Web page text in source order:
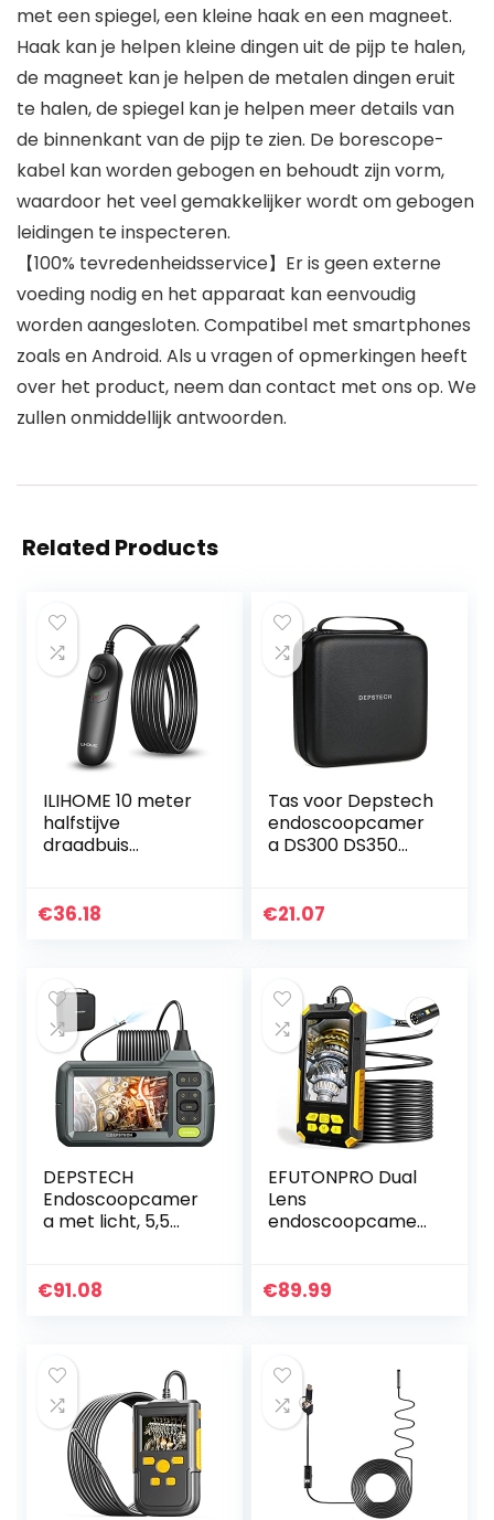
met een spiegel, een kleine haak en een magneet.
Haak kan je helpen kleine dingen uit de pijp te halen,
de magneet kan je helpen de metalen dingen eruit
te halen, de spiegel kan je helpen meer details van
de binnenkant van de pijp te zien. De borescope-
kabel kan worden gebogen en behoudt zijn vorm,
waardoor het veel gemakkelijker wordt om gebogen
leidingen te inspecteren.
【100% tevredenheidsservice】Er is geen externe
voeding nodig en het apparaat kan eenvoudig
worden aangesloten. Compatibel met smartphones
zoals en Android. Als u vragen of opmerkingen heeft
over het product, neem dan contact met ons op. We
zullen onmiddellijk antwoorden.
Related Products
ILIHOME 10 meter
halfstijve
draadbuis
endoscoop
€36.18
Tas voor Depstech
endoscoopcamer
a DS300 DS350
inspectiecamera,
€21.07
DEPSTECH
Endoscoopcamer
a met licht, 5,5
1080p opname 4,3
€91.08
EFUTONPRO Dual
Lens
endoscoopcamer
inspectiecamera,
€89.99